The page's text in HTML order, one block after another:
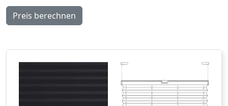
Preis berechnen